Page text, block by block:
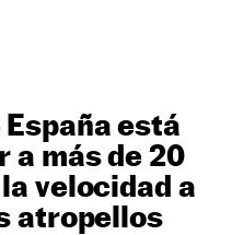
está
más de 20
velocidad a
atropellos